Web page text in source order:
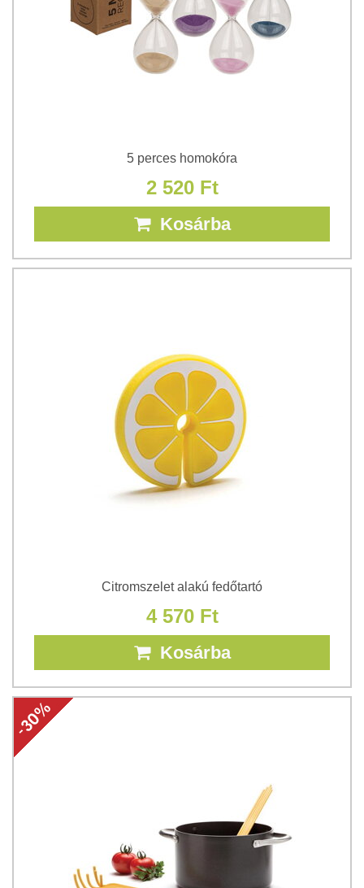
5 perces homokóra
2 520 Ft
Kosárba
Citromszelet alakú fedőtartó
4 570 Ft
Kosárba